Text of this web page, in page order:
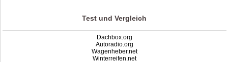
Test und Vergleich
Dachbox.org
Autoradio.org
Wagenheber.net
Winterreifen.net